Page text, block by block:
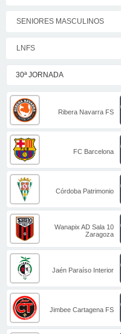
SENIORES MASCULINOS
LNFS
30ª JORNADA
Ribera Navarra FS
FC Barcelona
Córdoba Patrimonio
Wanapix AD Sala 10
Zaragoza
Jaén Paraíso Interior
Jimbee Cartagena FS